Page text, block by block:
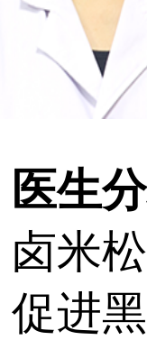
分
松
进